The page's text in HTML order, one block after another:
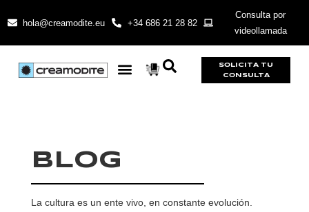
hola@creamodite.eu +34 686 21 28 82
Consulta por
videollamada
SOLICITA TU
CONSULTA
BLOG
La cultura es un ente vivo, en constante evolución.